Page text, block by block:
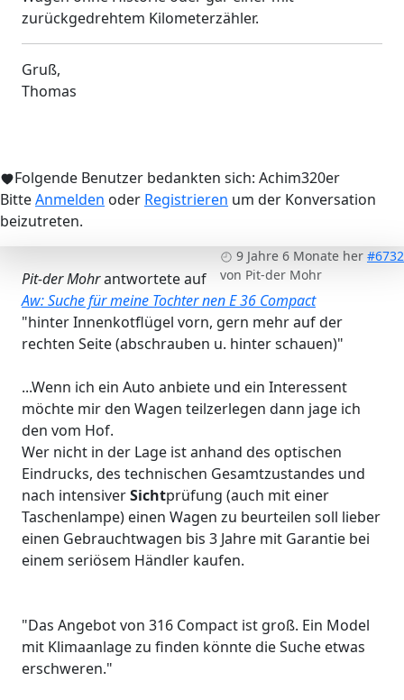
zurückgedrehtem Kilometerzähler.
Gruß,
Thomas
Folgende Benutzer bedankten sich: Achim320er
BitteAnmelden oder Registrieren um der Konversation
beizutreten.
9 Jahre 6 Monate her #6732
von Pit-der Mohr
Pit-der Mohrantwortete auf
Aw: Suche für meine Tochter nen E 36 Compact
"hinter Innenkotflügel vorn, gern mehr auf der
rechten Seite (abschrauben u. hinter schauen)"
...Wenn ich ein Auto anbiete und ein Interessent
möchte mir den Wagen teilzerlegen dann jage ich
den vom Hof.
Wer nicht in der Lage ist anhand des optischen
Eindrucks, des technischen Gesamtzustandes und
nach intensiverSichtprüfung (auch mit einer
Taschenlampe) einen Wagen zu beurteilen soll lieber
einen Gebrauchtwagen bis 3 Jahre mit Garantie bei
einem seriösem Händler kaufen.
"Das Angebot von 316 Compact ist groß. Ein Model
mit Klimaanlage zu finden könnte die Suche etwas
erschweren."